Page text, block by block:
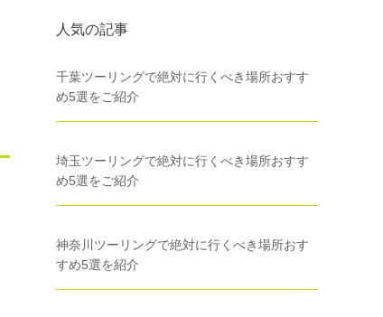
人気の記事
千葉ツーリングで絶対に行くべき場所おすす
め5選をご紹介
埼玉ツーリングで絶対に行くべき場所おすす
め5選をご紹介
神奈川ツーリングで絶対に行くべき場所おす
すめ5選を紹介